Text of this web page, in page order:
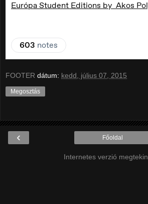
FOOTER dátum: kedd, július 07, 2015
Megosztás
‹ Főoldal
Internetes verzió